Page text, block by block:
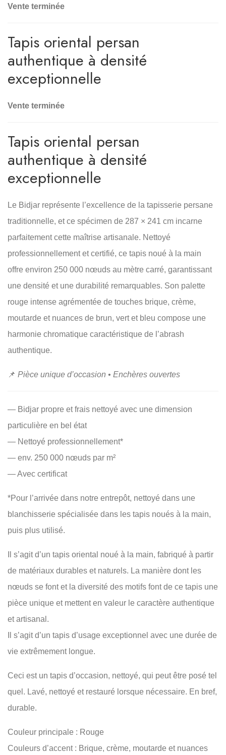
Vente terminée
Tapis oriental persan
authentique à densité
exceptionnelle
Vente terminée
Tapis oriental persan
authentique à densité
exceptionnelle
Le Bidjar représente l’excellence de la tapisserie persane
traditionnelle, et ce spécimen de 287 × 241 cm incarne
parfaitement cette maîtrise artisanale. Nettoyé
professionnellement et certifié, ce tapis noué à la main
offre environ 250 000 nœuds au mètre carré, garantissant
une densité et une durabilité remarquables. Son palette
rouge intense agrémentée de touches brique, crème,
moutarde et nuances de brun, vert et bleu compose une
harmonie chromatique caractéristique de l’abrash
authentique.
📌 Pièce unique d’occasion • Enchères ouvertes
— Bidjar propre et frais nettoyé avec une dimension
particulière en bel état
— Nettoyé professionnellement*
— env. 250 000 nœuds par m²
— Avec certificat
*Pour l’arrivée dans notre entrepôt, nettoyé dans une
blanchisserie spécialisée dans les tapis noués à la main,
puis plus utilisé.
Il s’agit d’un tapis oriental noué à la main, fabriqué à partir
de matériaux durables et naturels. La manière dont les
nœuds se font et la diversité des motifs font de ce tapis une
pièce unique et mettent en valeur le caractère authentique
et artisanal.
Il s’agit d’un tapis d’usage exceptionnel avec une durée de
vie extrêmement longue.
Ceci est un tapis d’occasion, nettoyé, qui peut être posé tel
quel. Lavé, nettoyé et restauré lorsque nécessaire. En bref,
durable.
Couleur principale : Rouge
Couleurs d’accent : Brique, crème, moutarde et nuances